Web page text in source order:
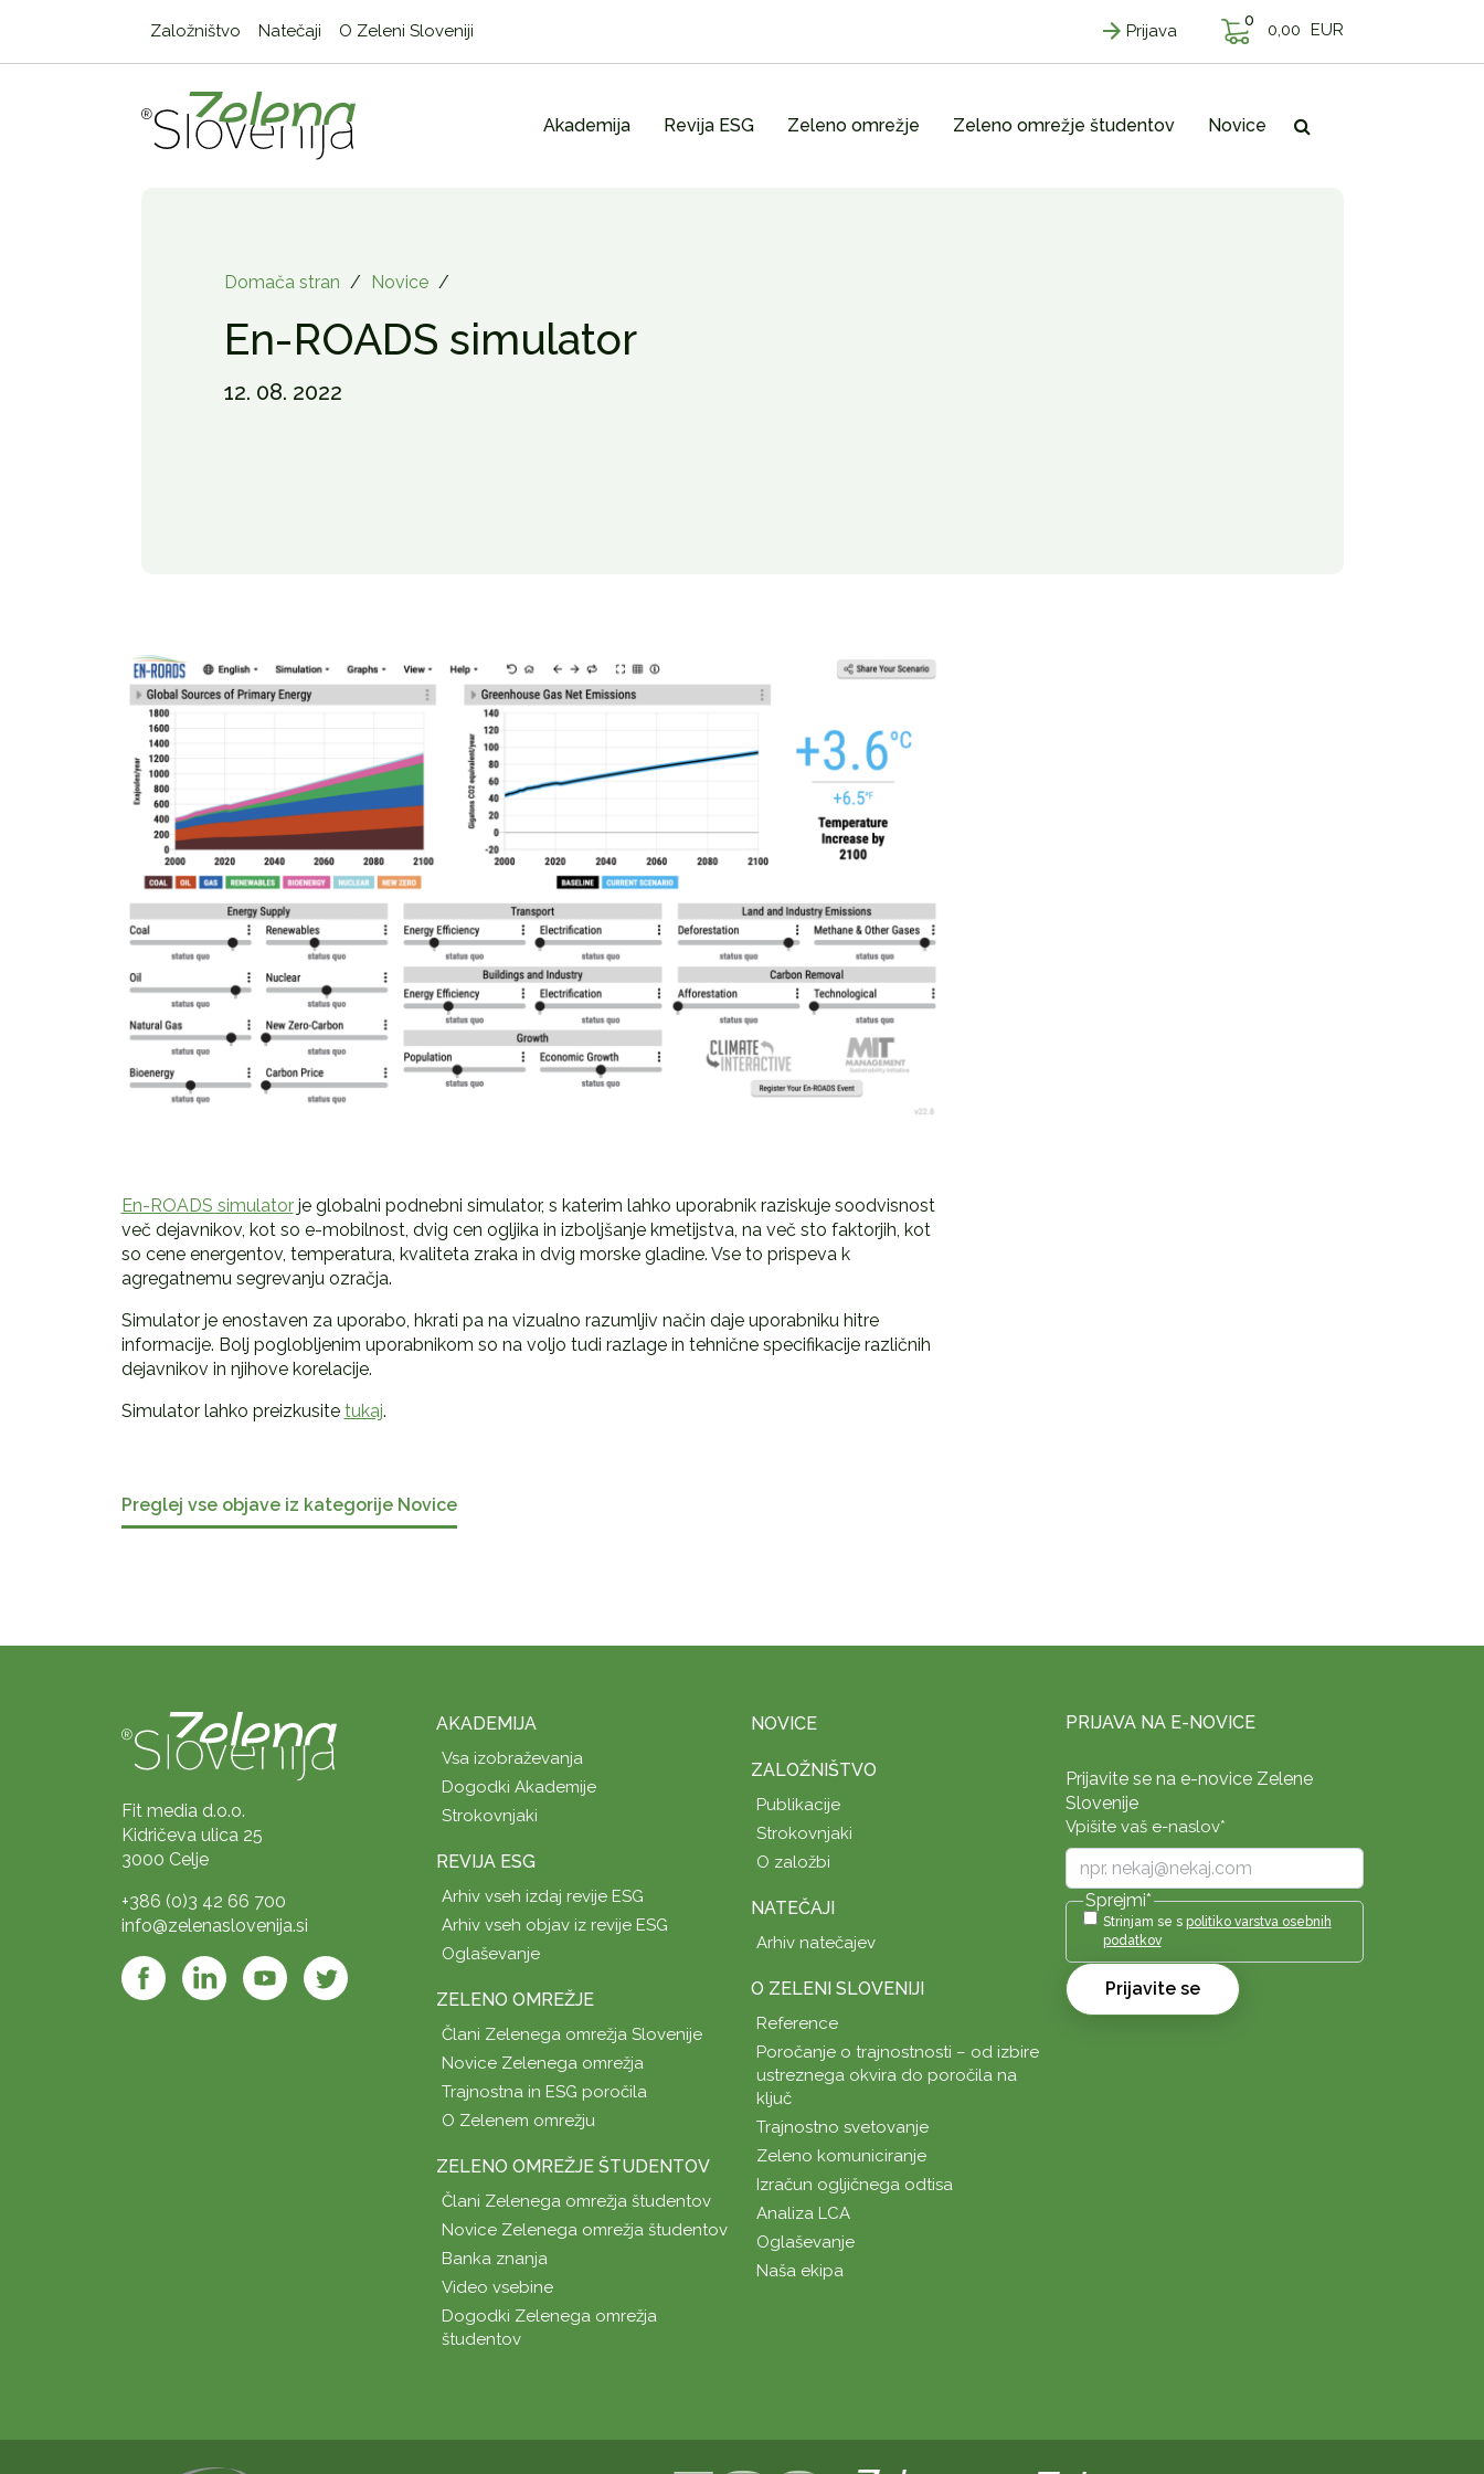
Založništvo Natečaji O Zeleni Sloveniji Prijava
0 0,00 EUR
Akademija Revija ESG Zeleno omrežje Zeleno omrežje študentov Novice
Domača stran / Novice /
En-ROADS simulator
12. 08. 2022
En-ROADS simulatorje globalni podnebni simulator, s katerim lahko uporabnik raziskuje soodvisnost
več dejavnikov, kot so e-mobilnost, dvig cen ogljika in izboljšanje kmetijstva, na več sto faktorjih, kot
so cene energentov, temperatura, kvaliteta zraka in dvig morske gladine. Vse to prispeva k
agregatnemu segrevanju ozračja.
Simulator je enostaven za uporabo, hkrati pa na vizualno razumljiv način daje uporabniku hitre
informacije. Bolj poglobljenim uporabnikom so na voljo tudi razlage in tehnične specifikacije različnih
dejavnikov in njihove korelacije.
Simulator lahko preizkusite tukaj.
Preglej vse objave iz kategorije Novice
Fit media d.o.o.
Kidričeva ulica 25
3000 Celje
+386 (0)3 42 66 700
info@zelenaslovenija.si
AKADEMIJA
Vsa izobraževanja
Dogodki Akademije
Strokovnjaki
REVIJA ESG
Arhiv vseh izdaj revije ESG
Arhiv vseh objav iz revije ESG
Oglaševanje
ZELENO OMREŽJE
Člani Zelenega omrežja Slovenije
Novice Zelenega omrežja
Trajnostna in ESG poročila
O Zelenem omrežju
ZELENO OMREŽJE ŠTUDENTOV
Člani Zelenega omrežja študentov
Novice Zelenega omrežja študentov
Banka znanja
Video vsebine
Dogodki Zelenega omrežja
študentov
NOVICE
ZALOŽNIŠTVO
Publikacije
Strokovnjaki
O založbi
NATEČAJI
Arhiv natečajev
O ZELENI SLOVENIJI
Reference
Poročanje o trajnostnosti – od izbire
ustreznega okvira do poročila na
ključ
Trajnostno svetovanje
Zeleno komuniciranje
Izračun ogljičnega odtisa
Analiza LCA
Oglaševanje
Naša ekipa
PRIJAVA NA E-NOVICE
Prijavite se na e-novice Zelene
Slovenije
Vpišite vaš e-naslov*
Sprejmi*
Strinjam se s politiko varstva osebnih
podatkov
Prijavite se